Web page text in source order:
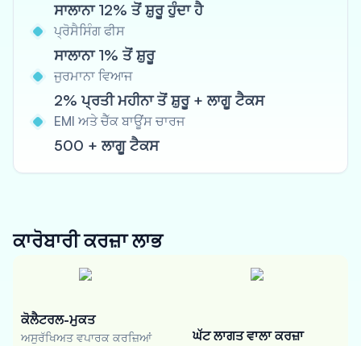
ਸਾਲਾਨਾ 12% ਤੋਂ ਸ਼ੁਰੂ ਹੁੰਦਾ ਹੈ
ਪ੍ਰੋਸੈਸਿੰਗ ਫੀਸ
ਸਾਲਾਨਾ 1% ਤੋਂ ਸ਼ੁਰੂ
ਜੁਰਮਾਨਾ ਵਿਆਜ
2% ਪ੍ਰਤੀ ਮਹੀਨਾ ਤੋਂ ਸ਼ੁਰੂ + ਲਾਗੂ ਟੈਕਸ
EMI ਅਤੇ ਚੈੱਕ ਬਾਊਂਸ ਚਾਰਜ
500 + ਲਾਗੂ ਟੈਕਸ
ਕਾਰੋਬਾਰੀ ਕਰਜ਼ਾਲਾਭ
ਕੋਲੈਟਰਲ-ਮੁਕਤ
ਅਸੁਰੱਖਿਅਤ ਵਪਾਰਕ ਕਰਜ਼ਿਆਂ
ਘੱਟ ਲਾਗਤ ਵਾਲਾ ਕਰਜ਼ਾ